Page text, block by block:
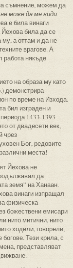
съмнение, можем да
може да ме види
е била винаги
била да се
му, а оттам и да не
врагове. А
работа някъде
на образа му като
демонстрира
по време на Изхода.
бил изграден и
1433-1393
от двадесети век,
чрез
Бог, редовите
места!
Йехова не
да
земя” на Ханаан.
винаги изпращал
физическа
божествени емисари
нито митични, нито
ходели, говорели,
Тези крила, с
представляват